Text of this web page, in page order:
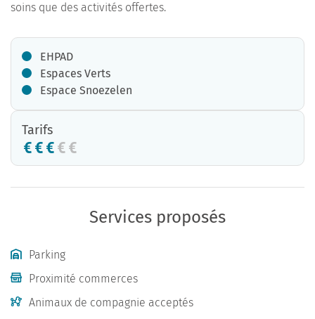
soins que des activités offertes.
EHPAD
Espaces Verts
Espace Snoezelen
Tarifs
Services proposés
Parking
Proximité commerces
Animaux de compagnie acceptés